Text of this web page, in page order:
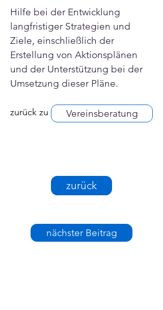
Hilfe bei der Entwicklung
langfristiger Strategien und
Ziele, einschließlich der
Erstellung von Aktionsplänen
und der Unterstützung bei der
Umsetzung dieser Pläne.
zurück zu Vereinsberatung
zurück
nächster Beitrag